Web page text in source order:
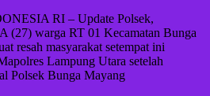
RI – Update Polsek,
(27) warga RT 01 Kecamatan Bunga
resah masyarakat setempat ini
Lampung Utara setelah
Polsek Bunga Mayang